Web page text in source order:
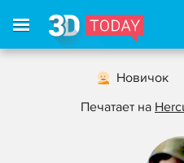
Новичок
Печатает на